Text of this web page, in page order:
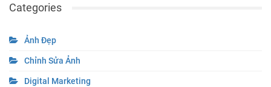
Categories
Ảnh Đẹp
Chỉnh Sửa Ảnh
Digital Marketing